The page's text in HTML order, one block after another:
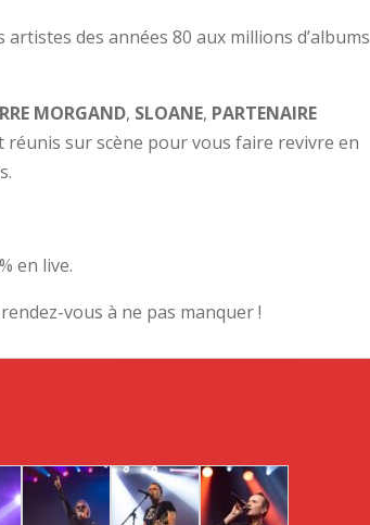
des années 80 aux millions d’albums
MORGAND, SLOANE, PARTENAIRE
réunis sur scène pour vous faire revivre en
en live.
vous à ne pas manquer !